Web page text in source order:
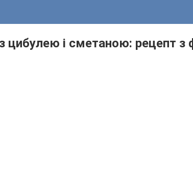
цибулею і сметаною: рецепт з